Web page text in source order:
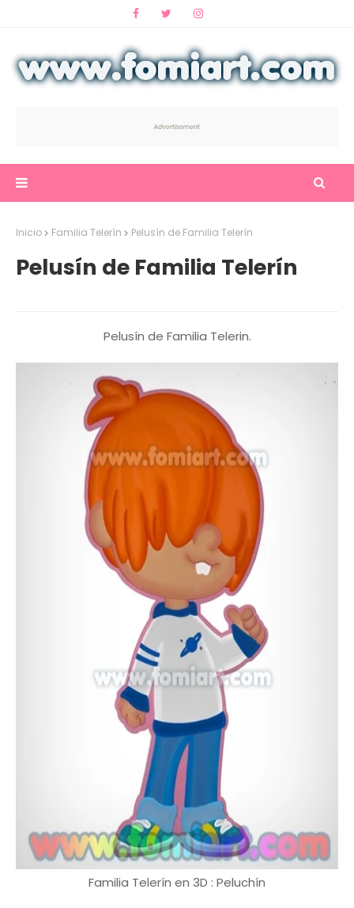
Inicio Familia Telerín Pelusín de Familia Telerín
Pelusín de Familia Telerín
Pelusín de Familia Telerin.
Familia Telerín en 3D : Peluchín